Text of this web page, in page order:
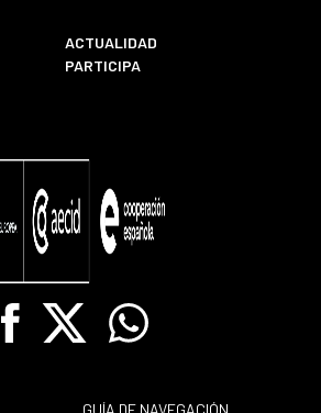
ACTUALIDAD
PARTICIPA
Facebook
X Whatsapp